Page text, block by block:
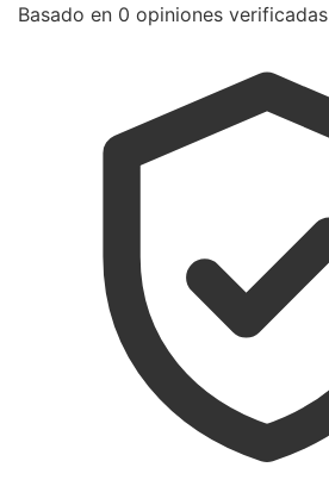
Basado en 0 opiniones verificadas